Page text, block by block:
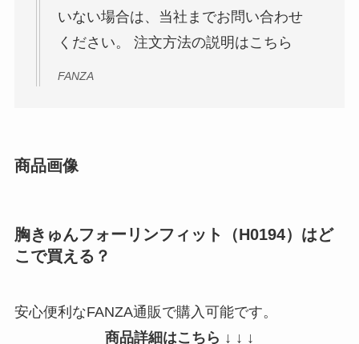
いない場合は、当社までお問い合わせ
ください。 注文方法の説明はこちら
FANZA
商品画像
胸きゅんフォーリンフィット（H0194）はど
こで買える？
安心便利なFANZA通販で購入可能です。
商品詳細はこちら ↓ ↓ ↓